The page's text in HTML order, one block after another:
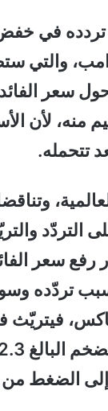
في خفض
والتي
سعر
لأن
تتحمله.
رفع سعر
تردّده
إلى